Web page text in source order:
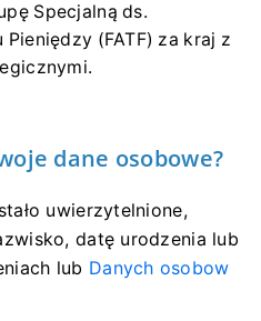
Specjalną ds.
Pieniędzy (FATF) za kraj z
dane osobowe?
uwierzytelnione,
datę urodzenia lub
lub Danych osobow